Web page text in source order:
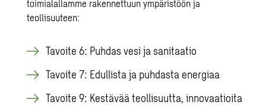
toimialallamme rakennettuun ympäristöön ja
teollisuuteen:
Tavoite 6: Puhdas vesi ja sanitaatio
Tavoite 7: Edullista ja puhdasta energiaa
Tavoite 9: Kestävää teollisuutta, innovaatioita